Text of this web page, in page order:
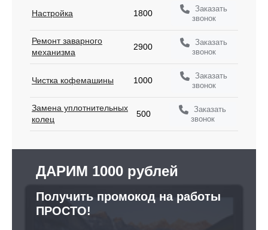
Настройка 1800
Заказать
звонок
Ремонт заварного
механизма
2900
Заказать
звонок
Чистка кофемашины 1000
Заказать
звонок
Замена уплотнительных
колец
500
Заказать
звонок
ДАРИМ 1000 рублей
Получить промокод на работы
ПРОСТО!